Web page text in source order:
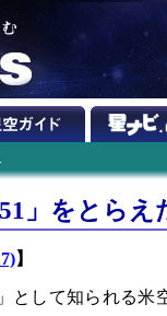
」をとらえ
】
として知られる